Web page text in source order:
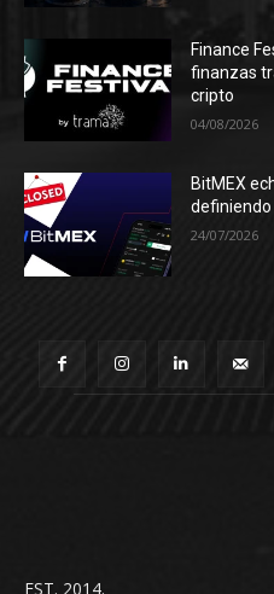
Finance
finanzas
cripto
04/08/2026
BitMEX
24/07/2026
EST. 2014.